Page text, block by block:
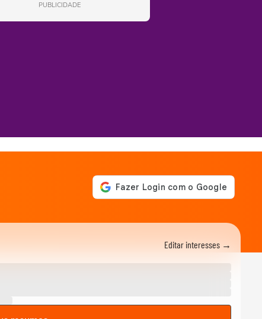
PUBLICIDADE
Editar interesses →